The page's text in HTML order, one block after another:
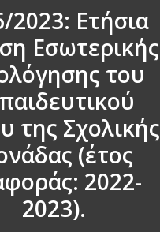
2023: Ετήσια
Εσωτερικής
του
της Σχολικής
(έτος
2022-
2023).